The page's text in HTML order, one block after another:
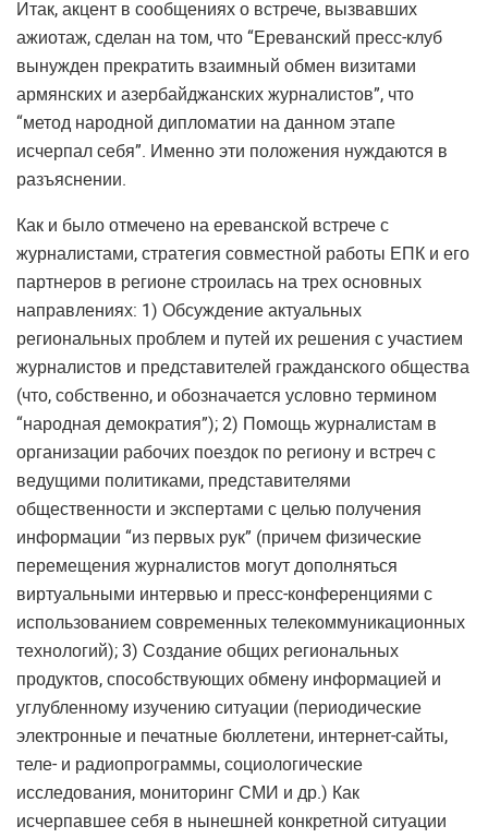
Итак, акцент в сообщениях о встрече, вызвавших
ажиотаж, сделан на том, что “Ереванский пресс-клуб
вынужден прекратить взаимный обмен визитами
армянских и азербайджанских журналистов”, что
“метод народной дипломатии на данном этапе
исчерпал себя”. Именно эти положения нуждаются в
разъяснении.
Как и было отмечено на ереванской встрече с
журналистами, стратегия совместной работы ЕПК и его
партнеров в регионе строилась на трех основных
направлениях: 1) Обсуждение актуальных
региональных проблем и путей их решения с участием
журналистов и представителей гражданского общества
(что, собственно, и обозначается условно термином
“народная демократия”); 2) Помощь журналистам в
организации рабочих поездок по региону и встреч с
ведущими политиками, представителями
общественности и экспертами с целью получения
информации “из первых рук” (причем физические
перемещения журналистов могут дополняться
виртуальными интервью и пресс-конференциями с
использованием современных телекоммуникационных
технологий); 3) Создание общих региональных
продуктов, способствующих обмену информацией и
углубленному изучению ситуации (периодические
электронные и печатные бюллетени, интернет-сайты,
теле- и радиопрограммы, социологические
исследования, мониторинг СМИ и др.) Как
исчерпавшее себя в нынешней конкретной ситуации